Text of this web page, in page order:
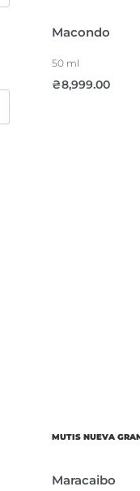
Macondo
50 ml
₴8,999.00
MUTIS NUEVA
Maracaibo